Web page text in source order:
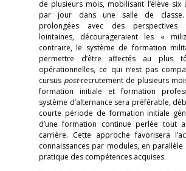
de plusieurs mois, mobilisant l’élève six
par jour dans une salle de classe.
prolongées avec des perspectives
lointaines, décourageraient les «
contraire, le système de formation
permettre d’être affectés au plus
opérationnelles, ce qui n’est pas
cursus post-recrutement de plusieurs
formation initiale et formation
système d’alternance sera préférable,
courte période de formation initiale
d’une formation continue perlée tout
carrière. Cette approche favorisera
connaissances par modules, en
pratique des compétences acquises.